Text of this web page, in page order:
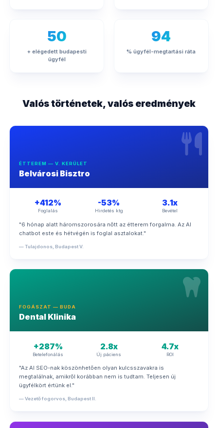
50
+ elégedett budapesti
ügyfél
94
% ügyfél-megtartási ráta
Valós történetek, valós eredmények
ÉTTEREM — V. KERÜLET
Belvárosi Bisztro
+412%
Foglalás
-53%
Hirdetés ktg
3.1x
Bevétel
"6 hónap alatt háromszorosára nőtt az étterem forgalma. Az AI
chatbot este és hétvégén is foglal asztalokat."
— Tulajdonos, Budapest V.
FOGÁSZAT — BUDA
Dental Klinika
+287%
Betelefonálás
2.8x
Új páciens
4.7x
ROI
"Az AI SEO-nak köszönhetően olyan kulcsszavakra is
megtalálnak, amikről korábban nem is tudtam. Teljesen új
ügyfélkört értünk el."
— Vezető fogorvos, Budapest II.